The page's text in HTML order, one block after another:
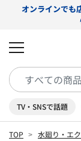
オンラインでも
TV・SNSで話題
TOP 水廻り・エ